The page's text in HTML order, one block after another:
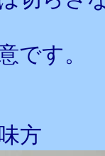
です。
方